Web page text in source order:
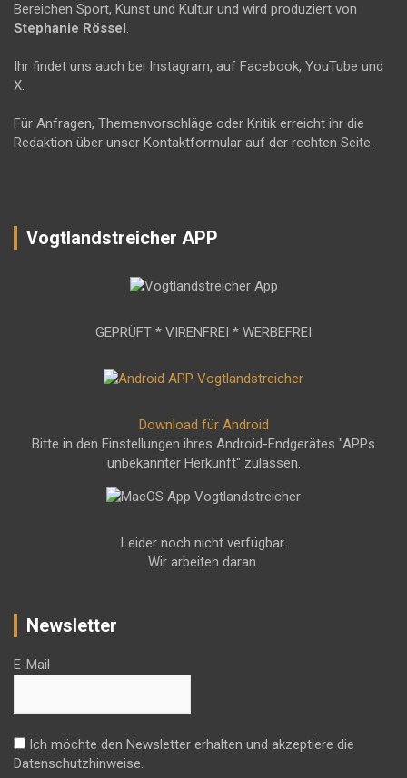
Bereichen Sport, Kunst und Kultur und wird produziert von
Stephanie Rössel .
Ihr findet uns auch bei Instagram, auf Facebook, YouTube und
X.
Für Anfragen, Themenvorschläge oder Kritik erreicht ihr die
Redaktion über unser Kontaktformular auf der rechten Seite.
Vogtlandstreicher APP
GEPRÜFT * VIRENFREI * WERBEFREI
Download für Android
Bitte in den Einstellungen ihres Android-Endgerätes "APPs
unbekannter Herkunft" zulassen.
Leider noch nicht verfügbar.
Wir arbeiten daran.
Newsletter
E-Mail
Ich möchte den Newsletter erhalten und akzeptiere die
Datenschutzhinweise.